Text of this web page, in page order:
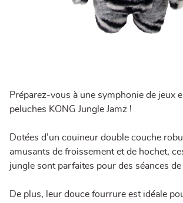
Préparez-vous à une symphonie de jeux
peluches KONG Jungle Jamz !
Dotées d’un couineur double couche
amusants de froissement et de hochet,
jungle sont parfaites pour des séances
De plus, leur douce fourrure est idéale